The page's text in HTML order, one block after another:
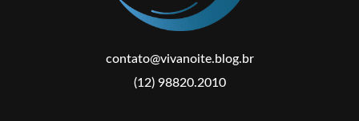
contato@vivanoite.blog.br
(12) 98820.2010